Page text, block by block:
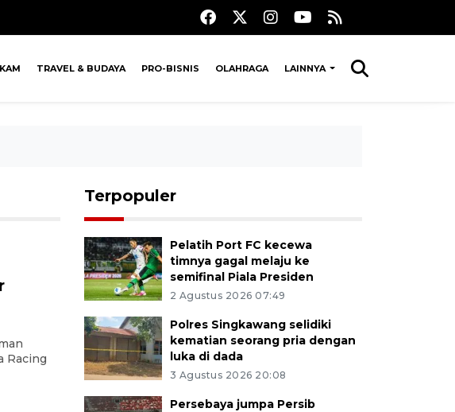
TRAVEL & BUDAYA PRO-BISNIS OLAHRAGA LAINNYA
Racing
Terpopuler
Pelatih Port FC kecewa
timnya gagal melaju ke
semifinal Piala Presiden
2 Agustus 2026 07:49
Polres Singkawang selidiki
kematian seorang pria dengan
luka di dada
3 Agustus 2026 20:08
Persebaya jumpa Persib